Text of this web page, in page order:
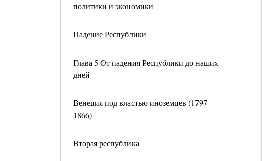
политики и экономики
Падение Республики
Глава 5 От падения Республики до наших
дней
Венеция под властью иноземцев (1797–
1866)
Вторая республика